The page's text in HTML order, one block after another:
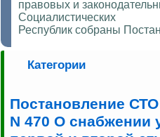
правовых и
Социалистических
Республик собраны
Категории
Постановление
N 470 О снабжении